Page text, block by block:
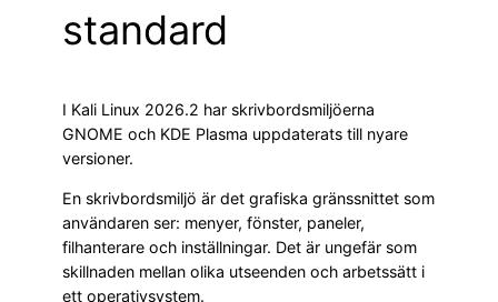
standard
I Kali Linux 2026.2 har skrivbordsmiljöerna
GNOME och KDE Plasma uppdaterats till nyare
versioner.
En skrivbordsmiljö är det grafiska gränssnittet som
användaren ser: menyer, fönster, paneler,
filhanterare och inställningar. Det är ungefär som
skillnaden mellan olika utseenden och arbetssätt i
ett operativsystem.